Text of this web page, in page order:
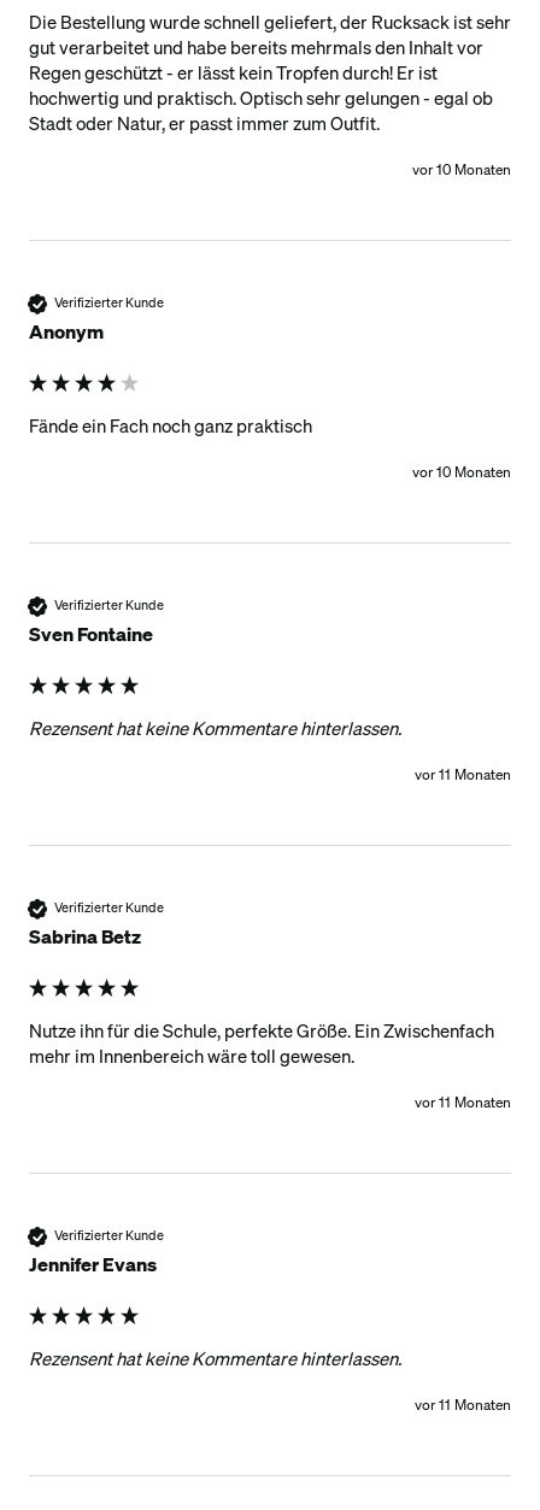
Die Bestellung wurde schnell geliefert, der Rucksack ist sehr
gut verarbeitet und habe bereits mehrmals den Inhalt vor
Regen geschützt - er lässt kein Tropfen durch! Er ist
hochwertig und praktisch. Optisch sehr gelungen - egal ob
Stadt oder Natur, er passt immer zum Outfit.
vor 10 Monaten
Verifizierter Kunde
Anonym
Fände ein Fach noch ganz praktisch
vor 10 Monaten
Verifizierter Kunde
Sven Fontaine
Rezensent hat keine Kommentare hinterlassen.
vor 11 Monaten
Verifizierter Kunde
Sabrina Betz
Nutze ihn für die Schule, perfekte Größe. Ein Zwischenfach
mehr im Innenbereich wäre toll gewesen.
vor 11 Monaten
Verifizierter Kunde
Jennifer Evans
Rezensent hat keine Kommentare hinterlassen.
vor 11 Monaten